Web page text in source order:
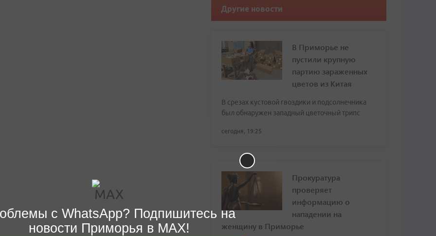
Другие новости
В Приморье не
пустили крупную
партию зараженных
цветов из Китая
В срезах кустовой гвоздики и подсолнечника
был обнаружен западный цветочный трипс
сегодня, 19:25
Прокуратура
проверяет
информацию о
нападении на
женщину в Приморье
с WhatsApp? Подпишитесь на
новости Приморья в MAX!